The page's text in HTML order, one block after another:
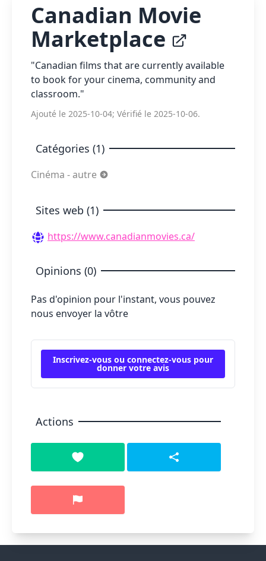
Canadian Movie
Marketplace
"Canadian films that are currently available
to book for your cinema, community and
classroom."
Ajouté le 2025-10-04; Vérifié le 2025-10-06.
Catégories (1)
Cinéma - autre
Sites web (1)
https://www.canadianmovies.ca/
Opinions (0)
Pas d'opinion pour l'instant, vous pouvez
nous envoyer la vôtre
Inscrivez-vous ou connectez-vous pour
donner votre avis
Actions